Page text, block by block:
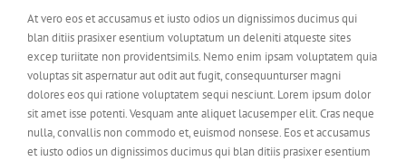
At vero eos et accusamus et iusto odios un dignissimos ducimus qui
blan ditiis prasixer esentium voluptatum un deleniti atqueste sites
excep turiitate non providentsimils. Nemo enim ipsam voluptatem quia
voluptas sit aspernatur aut odit aut fugit, consequunturser magni
dolores eos qui ratione voluptatem sequi nesciunt. Lorem ipsum dolor
sit amet isse potenti. Vesquam ante aliquet lacusemper elit. Cras neque
nulla, convallis non commodo et, euismod nonsese. Eos et accusamus
et iusto odios un dignissimos ducimus qui blan ditiis prasixer esentium